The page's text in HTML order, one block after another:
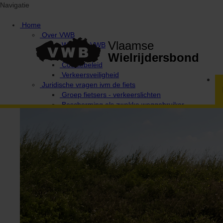
Navigatie
Home
Over VWB
Waarom VWB
Privacy
Cookiebeleid
Verkeersveiligheid
Juridische vragen ivm de fiets
Groep fietsers - verkeerslichten
Bescherming als zwakke weggebruiker
Campagne Fietsen in harmonie
De 10 geboden van de wielertoerist / MTB'er
Verkeerswetgeving voor fietsers
Verantwoordelijke Integriteit / Ethiek
Media & wedstrijden
VWB Foto-Challenges
Foto-challenge 2020
Vlaamse
Wielrijdersbond